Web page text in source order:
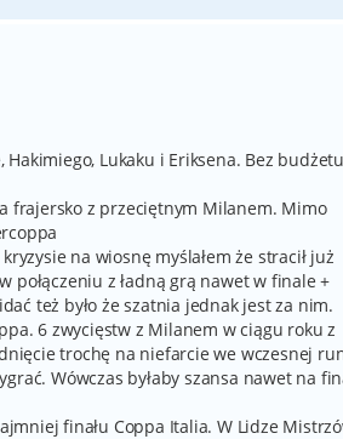
Lukaku i Eriksena. Bez
frajersko z przeciętnym Milanem. Mimo
na wiosnę myślałem że stracił już
połączeniu z ładną grą nawet w finale +
też było że szatnia jednak jest za nim.
6 zwycięstw z Milanem w ciągu roku z
trochę na niefarcie we wczesnej
Wówczas byłaby szansa nawet na
finału Coppa Italia. W Lidze